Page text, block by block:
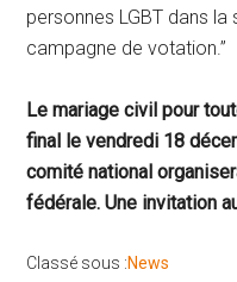
personnes LGBT dans
campagne de votation.”
Le mariage civil pour
final le vendredi 18
comité national
fédérale. Une invitation
Classé sous :News